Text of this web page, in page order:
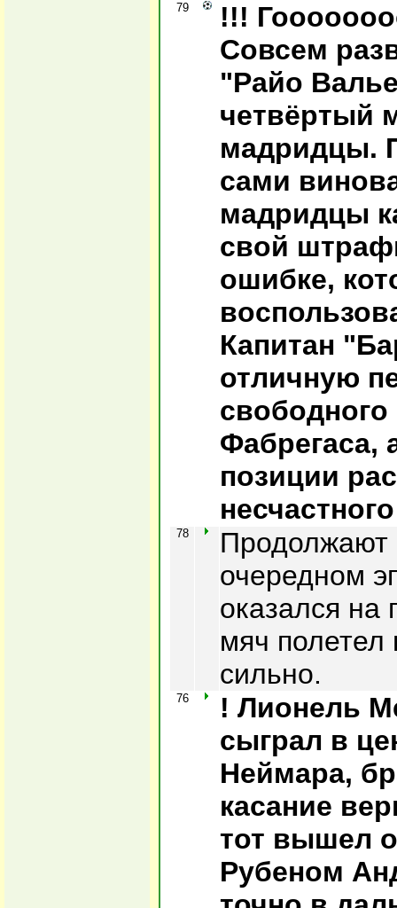
79
!!!
Совсем
"Райо
четвёртый
мадридцы.
сами
мадридцы
свой
ошибке,
Капитан
отличную
Фабрегаса,
позиции
78
Продолжают
очередном
оказался на
мяч полетел
сильно.
76
! Лионель
сыграл в
Неймара,
касание
тот вышел
Рубеном